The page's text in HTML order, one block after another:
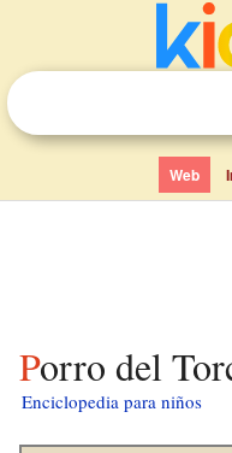
Web
Porro del
Enciclopedia para niños